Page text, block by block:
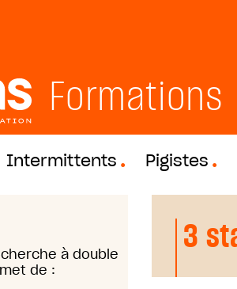
Formations
Intermittents Pigistes
à double
de :
3